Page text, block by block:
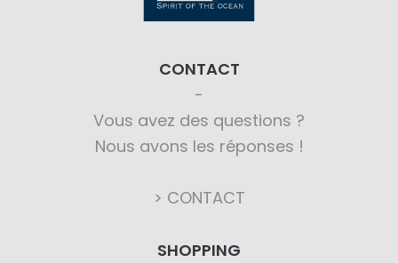
CONTACT
Vous avez des questions ?
Nous avons les réponses !
> CONTACT
SHOPPING